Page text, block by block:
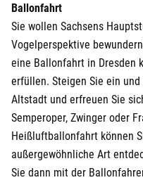
Ballonfahrt
Sie wollen Sachsens
Vogelperspektive
eine Ballonfahrt in Dresden
erfüllen. Steigen Sie ein
Altstadt und erfreuen Sie
Semperoper, Zwinger oder
Heißluftballonfahrt können
außergewöhnliche Art
Sie dann mit der